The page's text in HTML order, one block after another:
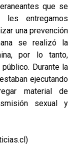
que se
les entregamos
una prevención
se realizó la
por lo tanto,
Durante la
ejecutando
material de
sexual y